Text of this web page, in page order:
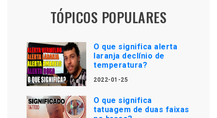
TÓPICOS POPULARES
O que significa alerta
laranja declínio de
temperatura?
2022-01-25
O que significa
tatuagem de duas faixas